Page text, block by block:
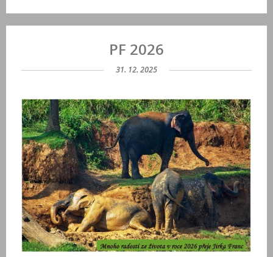
PF 2026
31. 12. 2025